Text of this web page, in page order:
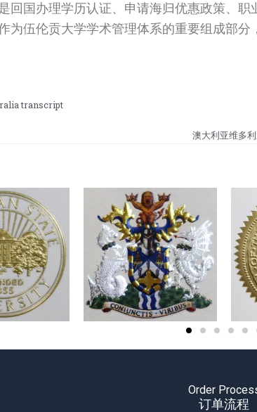
回国办理学历认证、申请海归优惠政策、
为伍伦贡大学学术管理体系的重要组成部
transcript
澳大利亚维多
Order
订单流程